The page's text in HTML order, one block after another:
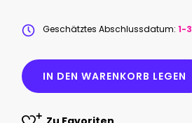
Geschätztes Abschlussdatum: 1-3
IN DEN WARENKORB LEGEN